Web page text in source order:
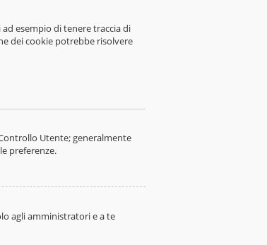
esempio di tenere traccia di
dei cookie potrebbe risolvere
Utente; generalmente
preferenze.
agli amministratori e a te